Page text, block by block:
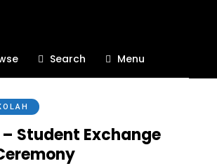
Search Menu
Student Exchange